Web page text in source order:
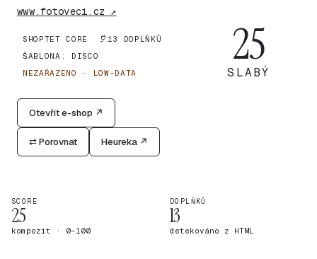
www.fotoveci.cz ↗
SHOPTET CORE
13 DOPLŇKŮ
ŠABLONA: DISCO
NEZAŘAZENO · LOW-DATA
Otevřít e-shop ↗
⇄ Porovnat Heureka ↗
25
SLABÝ
SCORE
25
kompozit · 0–100
DOPLŇKŮ
13
detekováno z HTML